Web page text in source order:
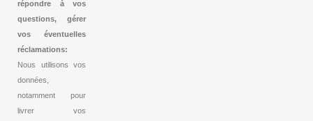
répondre à vos
questions, gérer
vos éventuelles
réclamations:
Nous utilisons vos
données,
notamment pour
livrer vos